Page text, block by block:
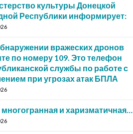
культуры Донецкой
Республики информирует:
вражеских дронов
по номеру 109. Это телефон
службы по работе с
при угрозах атак БПЛА
многогранная и харизматичная…